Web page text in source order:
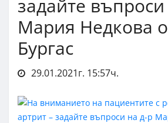
задайте
Мария Недкова
Бургас
29.01.2021г. 15:57ч.